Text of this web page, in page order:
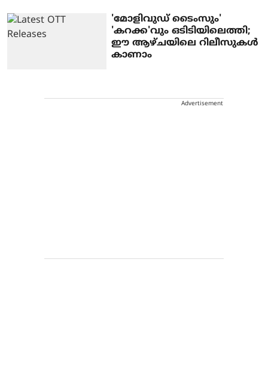
'മോളിവുഡ് ടൈംസും'
'കറക്ക'വും ഒടിടിയിലെത്തി;
ഈ ആഴ്ചയിലെ റിലീസുകൾ
കാണാം
Advertisement